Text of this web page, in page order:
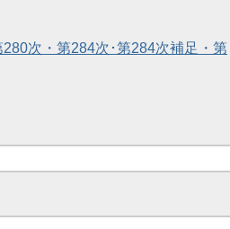
次・第284次･第284次補足・第